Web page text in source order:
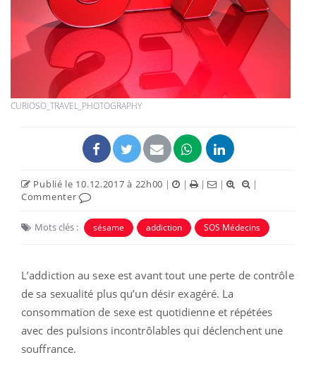
CURIOSO_TRAVEL_PHOTOGRAPHY
Publié le 10.12.2017 à 22h00 | | | |
|
Commenter
Mots clés : sésame addiction SOS Médecins
L’addiction au sexe est avant tout une perte de contrôle
de sa sexualité plus qu’un désir exagéré. La
consommation de sexe est quotidienne et répétées
avec des pulsions incontrôlables qui déclenchent une
souffrance.